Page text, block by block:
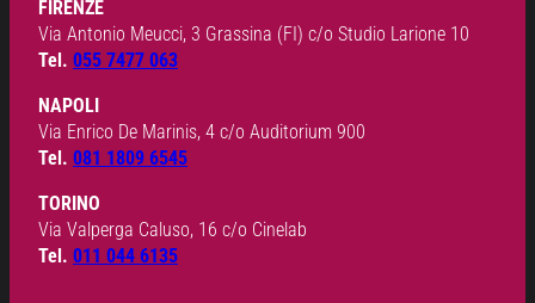
FIRENZE
Via Antonio Meucci, 3 Grassina (FI) c/o Studio Larione 10
Tel. 055 7477 063
NAPOLI
Via Enrico De Marinis, 4 c/o Auditorium 900
Tel. 081 1809 6545
TORINO
Via Valperga Caluso, 16 c/o Cinelab
Tel. 011 044 6135